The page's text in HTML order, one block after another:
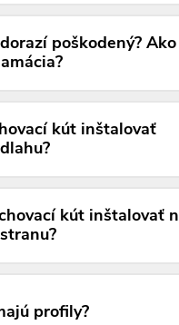
poškodený? Ako
kút inštalovať
kút inštalovať
profily?